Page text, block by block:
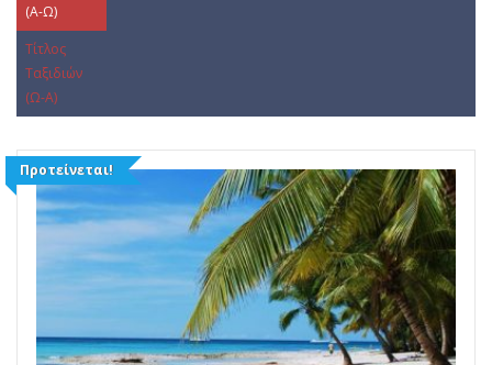
(Α-Ω)
Τίτλος
Ταξιδιών
(Ω-Α)
Προτείνεται!